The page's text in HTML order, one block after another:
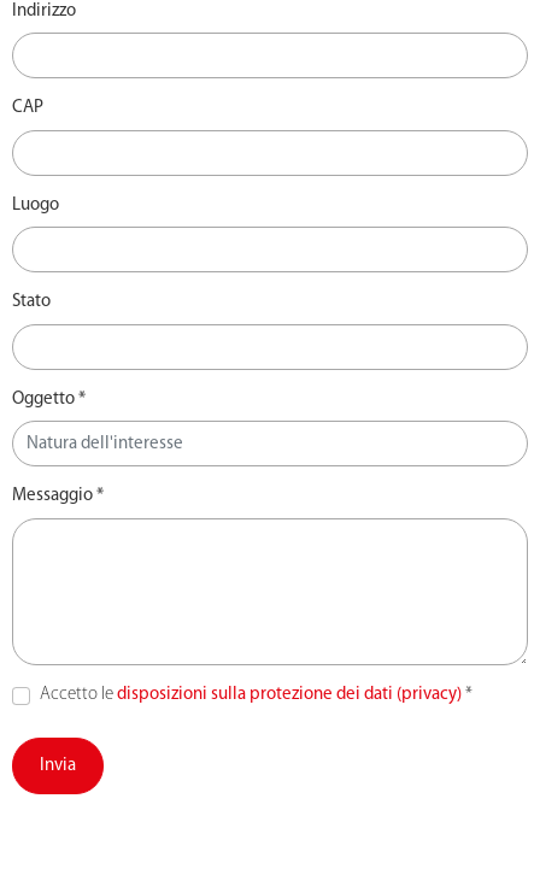
Indirizzo
CAP
Luogo
Stato
Oggetto *
Messaggio *
Accetto le disposizioni sulla protezione dei dati (privacy)*
Invia